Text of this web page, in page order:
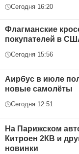
Сегодня 16:20
Флагманские
покупателей в
Сегодня 15:56
Аирбус в июле
новые самолёты
Сегодня 12:51
На Парижском
Китроен 2КВ и
новинки